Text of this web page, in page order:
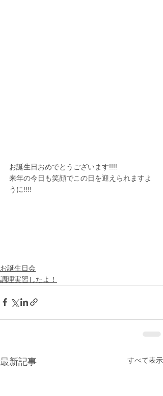
お誕生日おめでとうございます!!!!
来年の今日も笑顔でこの日を迎えられますよ
うに!!!!
お誕生日会
調理実習したよ！
最新記事 すべて表示